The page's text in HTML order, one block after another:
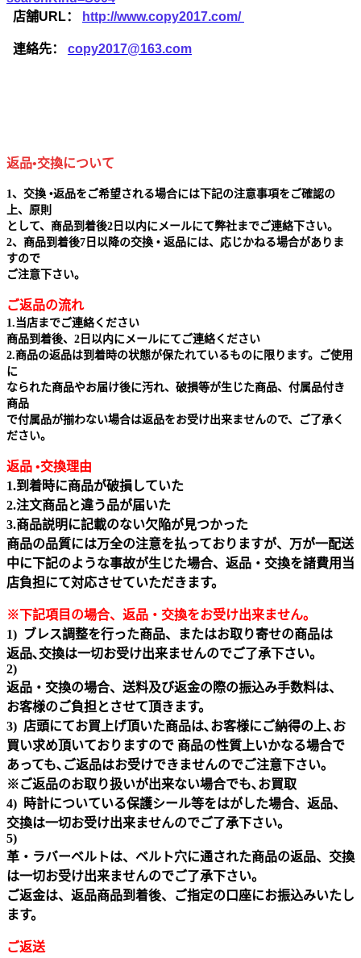
店舗URL：
http://www.copy2017.com/
連絡先： copy2017@163.com
返品•交換について
1、交換 •返品をご希望される場合には下記の注意事項をご確認の
上、原則
として、商品到着後2日以内にメールにて弊社までご連絡下さい。
2、商品到着後7日以降の交換 • 返品には、応じかねる場合がありま
すので
ご注意下さい。
ご返品の流れ
1.当店までご連絡ください
商品到着後、2日以内にメールにてご連絡ください
2.商品の返品は到着時の状態が保たれているものに限ります。ご使用
に
なられた商品やお届け後に汚れ、破損等が生じた商品、付属品付き
商品
で付属品が揃わない場合は返品をお受け出来ませんので、ご了承く
ださい。
返品 •交換理由
1.到着時に商品が破損していた
2.注文商品と違う品が届いた
3.商品説明に記載のない欠陥が見つかった
商品の品質には万全の注意を払っておりますが、万が一配送
中に下記のような事故が生じた場合、返品・交換を諸費用当
店負担にて対応させていただきます。
※下記項目の場合、返品・交換をお受け出来ません｡
1) ブレス調整を行った商品、またはお取り寄せの商品は
返品､交換は一切お受け出来ませんのでご了承下さい。
2)
返品・交換の場合、送料及び返金の際の振込み手数料は、
お客様のご負担とさせて頂きます。
3) 店頭にてお買上げ頂いた商品は､お客様にご納得の上､お
買い求め頂いておりますので 商品の性質上いかなる場合で
あっても､ご返品はお受けできませんのでご注意下さい｡
※ご返品のお取り扱いが出来ない場合でも､お買取
4) 時計についている保護シール等をはがした場合、返品、
交換は一切お受け出来ませんのでご了承下さい。
5)
革・ラバーベルトは、ベルト穴に通された商品の返品、交換
は一切お受け出来ませんのでご了承下さい。
ご返金は、返品商品到着後、ご指定の口座にお振込みいたし
ます。
ご返送